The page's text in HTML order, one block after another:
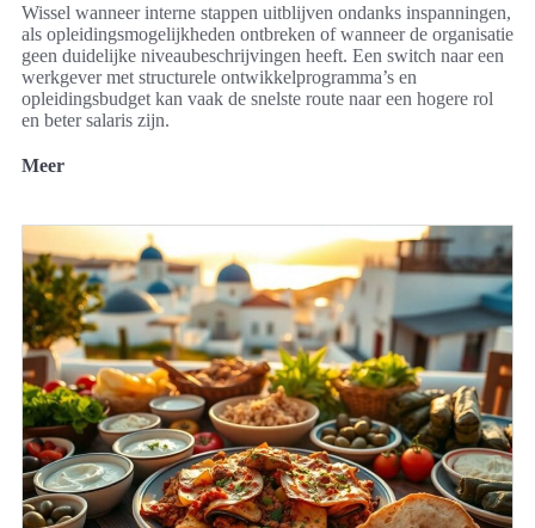
Wissel wanneer interne stappen uitblijven ondanks inspanningen,
als opleidingsmogelijkheden ontbreken of wanneer de organisatie
geen duidelijke niveaubeschrijvingen heeft. Een switch naar een
werkgever met structurele ontwikkelprogramma’s en
opleidingsbudget kan vaak de snelste route naar een hogere rol
en beter salaris zijn.
Meer